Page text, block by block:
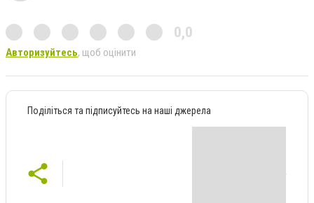
0,0
Авторизуйтесь, щоб оцінити
Поділіться та підписуйтесь на наші джерела